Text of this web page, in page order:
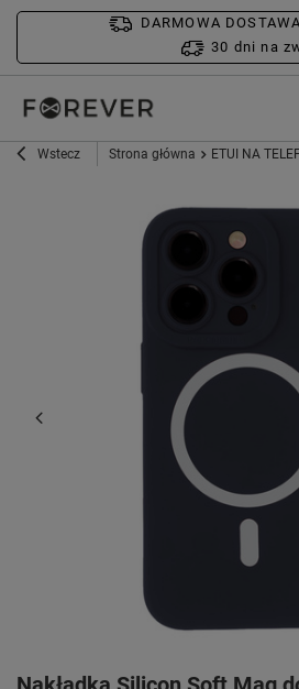
DARMOWA DOSTAWA
30 dni na
Wstecz Strona główna ETUI NA